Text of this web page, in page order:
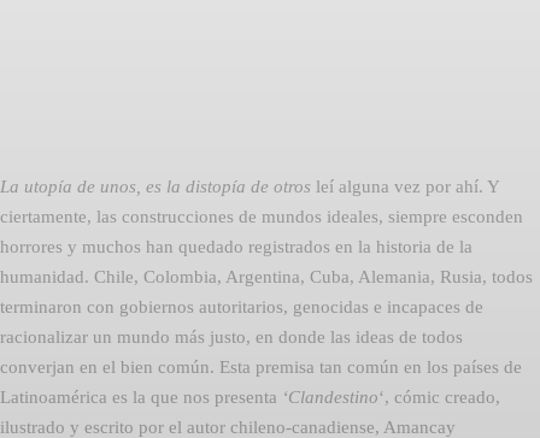
La utopía de unos, es la distopía de otros leí alguna vez por ahí. Y
ciertamente, las construcciones de mundos ideales, siempre esconden
horrores y muchos han quedado registrados en la historia de la
humanidad. Chile, Colombia, Argentina, Cuba, Alemania, Rusia, todos
terminaron con gobiernos autoritarios, genocidas e incapaces de
racionalizar un mundo más justo, en donde las ideas de todos
converjan en el bien común. Esta premisa tan común en los países de
Latinoamérica es la que nos presenta ‘Clandestino‘, cómic creado,
ilustrado y escrito por el autor chileno-canadiense, Amancay